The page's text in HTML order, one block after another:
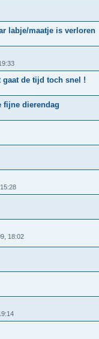
labje/maatje is verloren
gaat de tijd toch snel !
fijne dierendag
18:02